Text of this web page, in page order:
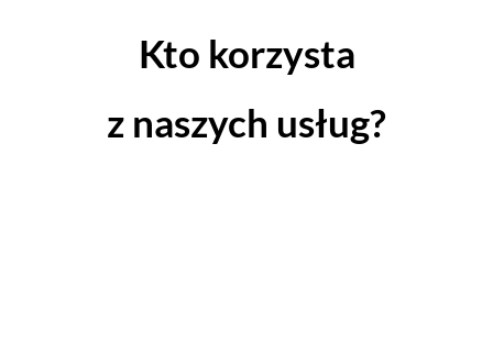
Kto korzysta
z naszych usług?